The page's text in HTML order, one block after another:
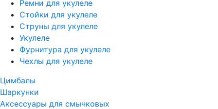
Ремни для укулеле
Стойки для укулеле
Струны для укулеле
Укулеле
Фурнитура для укулеле
Чехлы для укулеле
Цимбалы
Шаркунки
Аксессуары для смычковых